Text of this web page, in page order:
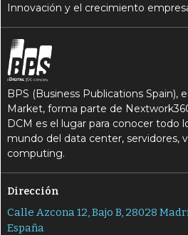
Innovación y el crecimiento
BPS (Business Publications Spain),
Market, forma parte de
DCM es el lugar para conocer todo
mundo del data center, servidores,
computing.
Dirección
Calle Azcona 12, Bajo B, 28028
España